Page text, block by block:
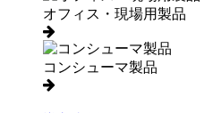
オフィス・現場用製品
コンシューマ製品